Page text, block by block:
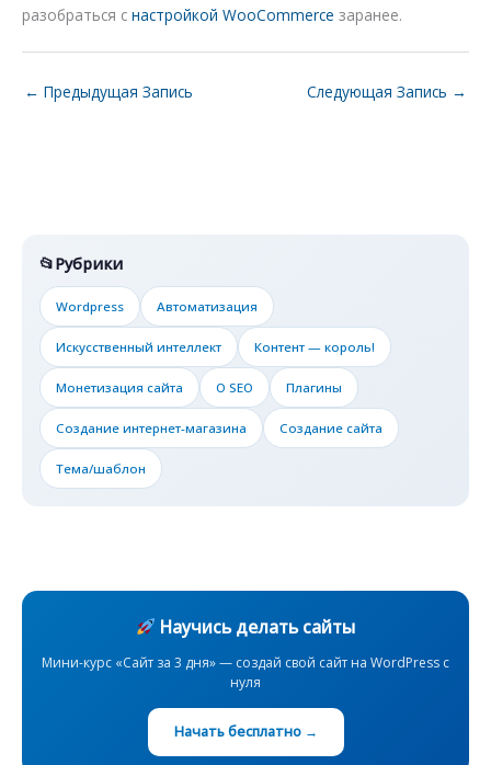
разобраться с настройкой WooCommerce заранее.
← Предыдущая Запись Следующая Запись →
Рубрики
Wordpress Автоматизация
Искусственный интеллект Контент — король!
Монетизация сайта О SEO Плагины
Создание интернет-магазина Создание сайта
Тема/шаблон
Научись делать сайты
Мини-курс «Сайт за 3 дня» — создай свой сайт на WordPress с
нуля
Начать бесплатно →